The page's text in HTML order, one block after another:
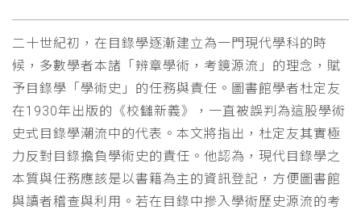
二十世紀初，在目錄學逐漸建立為一門現代學科的時
候，多數學者本諸「辨章學術，考鏡源流」的理念，賦
予目錄學「學術史」的任務與責任。圖書館學者杜定友
在1930年出版的《校讎新義》，一直被誤判為這股學術
史式目錄學潮流中的代表。本文將指出，杜定友其實極
力反對目錄擔負學術史的責任。他認為，現代目錄學之
本質與任務應該是以書籍為主的資訊登記，方便圖書館
與讀者稽查與利用。若在目錄中摻入學術歷史源流的考